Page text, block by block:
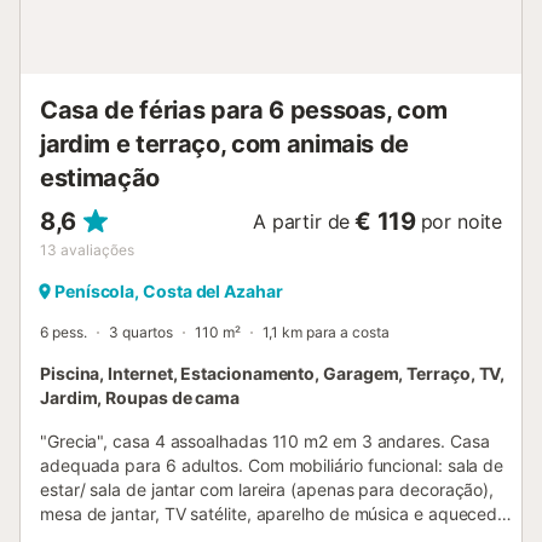
Casa de férias para 6 pessoas, com
jardim e terraço, com animais de
estimação
8,6
13 avaliações
A partir de € 119 por noite
Peníscola, Costa del Azahar
6 pess. 3 quartos 110 m² 1,1 km para a costa
Piscina, Internet, Estacionamento, Garagem, Terraço, TV,
Jardim, Roupas de cama
"Grecia", casa 4 assoalhadas 110 m2 em 3 andares. Casa
adequada para 6 adultos. Com mobiliário funcional: sala de
estar/ sala de jantar com lareira (apenas para decoração),
mesa de jantar, TV satélite, aparelho de música e aquecedor